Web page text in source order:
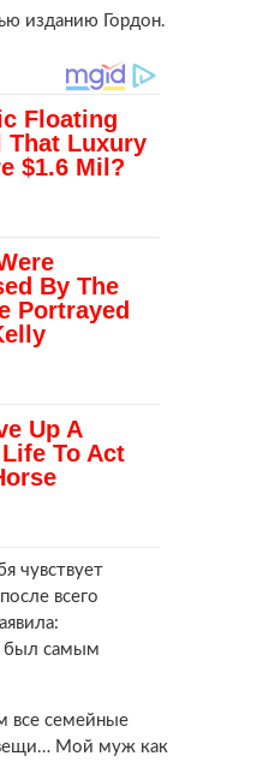
изданию Гордон.
чувствует
всего
был самым
все семейные
Мой муж как